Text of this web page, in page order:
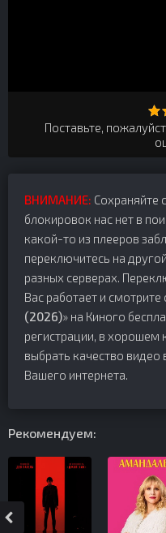
Поставьте,
ВНИМАНИЕ: Сохраняйте
блокировок нас нет в
какой-то из плееров
переключитесь на
разных серверах.
Вас работает и смотрите
(2026)» на Киного
регистрации, в хорошем
выбрать качество видео
Вашего интернета.
Рекомендуем: